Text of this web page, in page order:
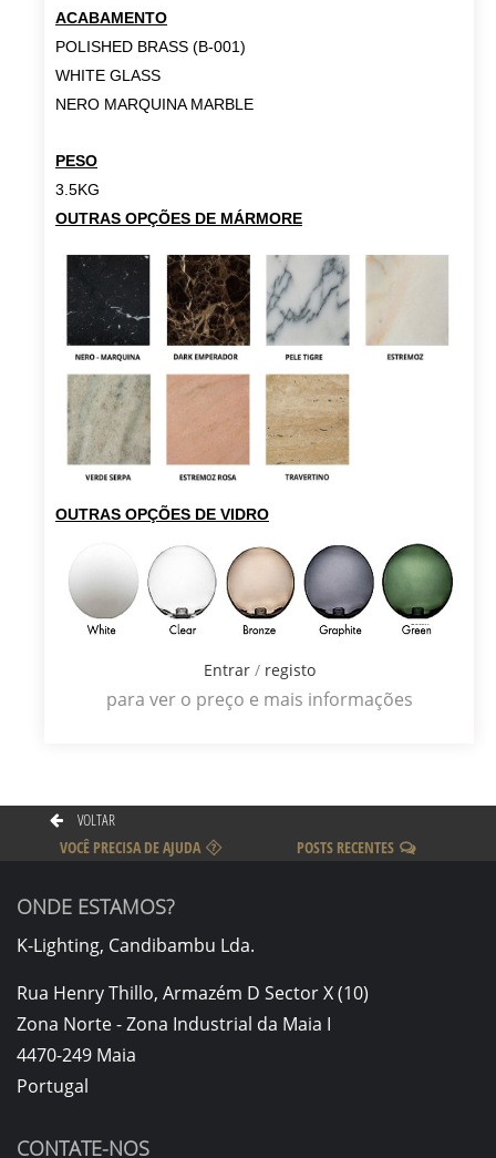
ACABAMENTO
POLISHED BRASS (B-001)
WHITE GLASS
NERO MARQUINA MARBLE
PESO
3.5KG
OUTRAS OPÇÕES DE MÁRMORE
OUTRAS OPÇÕES DE VIDRO
Entrar/ registo
para ver o preço e mais informações
VOLTAR
VOCÊ PRECISA DE AJUDA
POSTS RECENTES
ONDE ESTAMOS?
K-Lighting, Candibambu Lda.
Rua Henry Thillo, Armazém D Sector X (10)
Zona Norte - Zona Industrial da Maia I
4470-249 Maia
Portugal
CONTATE-NOS